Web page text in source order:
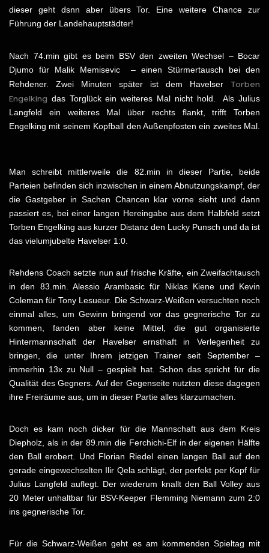
dieser geht dsnn aber übers Tor. Eine weitere Chance zur
Führung der Landehauptstädter!
Nach 74.min gibt es beim BSV den zweiten Wechsel – Bocar
Djumo für Malik Memisevic – einen Stürmertausch bei den
Rehdener. Zwei Minuten später ist dem Havelser Torben
Engelking das Torglück ein weiteres Mal nicht hold. Als Julius
Langfeld ein weiteres Mal über rechts flankt, trifft Torben
Engelking mit seinem Kopfball den Außenpfosten ein zweites Mal.
Man schreibt mittlerweile die 82.min in dieser Partie, beide
Parteien befinden sich inzwischen in einem Abnutzungskampf, der
die Gastgeber in Sachen Chancen klar vorne sieht und dann
passiert es, bei einer langen Hereingabe aus dem Halbfeld setzt
Torben Engelking aus kurzer Distanz den Lucky Punsch und da ist
das vielumjubelte Havelser 1:0.
Rehdens Coach setzte nun auf frische Kräfte, ein Zweifachtausch
in den 83.min. Alessio Arambasic für Niklas Kiene und Kevin
Coleman für Tony Lesueur. Die Schwarz-Weißen versuchten noch
einmal alles, um Gewinn bringend vor das gegnerische Tor zu
kommen, fanden aber keine Mittel, die gut organisierte
Hintermannschaft der Havelser ernsthaft in Verlegenheit zu
bringen, die unter Ihrem jetzigen Trainer seit September –
immerhin 13x zu Null – gespielt hat. Schon das spricht für die
Qualität des Gegners. Auf der Gegenseite nutzten diese dagegen
ihre Freiräume aus, um in dieser Partie alles klarzumachen.
Doch es kam noch dicker für die Mannschaft aus dem Kreis
Diepholz, als in der 89.min die Ferchichi-Elf in der eigenen Hälfte
den Ball erobert. Und Florian Riedel einen langen Ball auf den
gerade eingewechselten Ilir Qela schlägt, der perfekt per Kopf für
Julius Langfeld auflegt. Der wiederum knallt den Ball Volley aus
20 Meter unhaltbar für BSV-Keeper Flemming Niemann zum 2:0
ins gegnerische Tor.
Für die Schwarz-Weißen geht es am kommenden Spieltag mit